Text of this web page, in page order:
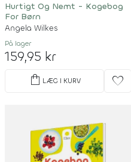
Hurtigt Og Nemt - Kogebog
For Børn
Angela Wilkes
På lager
159,95 kr
shopping_bag LÆG I KURV favorite